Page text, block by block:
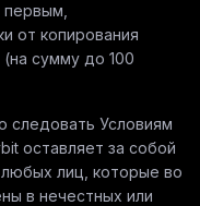
от копирования
сумму до 100
следовать Условиям
оставляет за собой
любых лиц, которые во
в нечестных или